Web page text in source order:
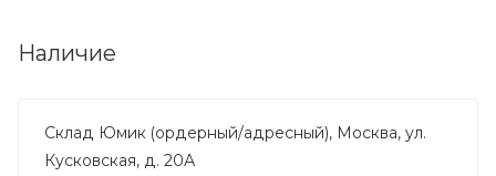
Наличие
Склад Юмик (ордерный/адресный), Москва, ул.
Кусковская, д. 20А